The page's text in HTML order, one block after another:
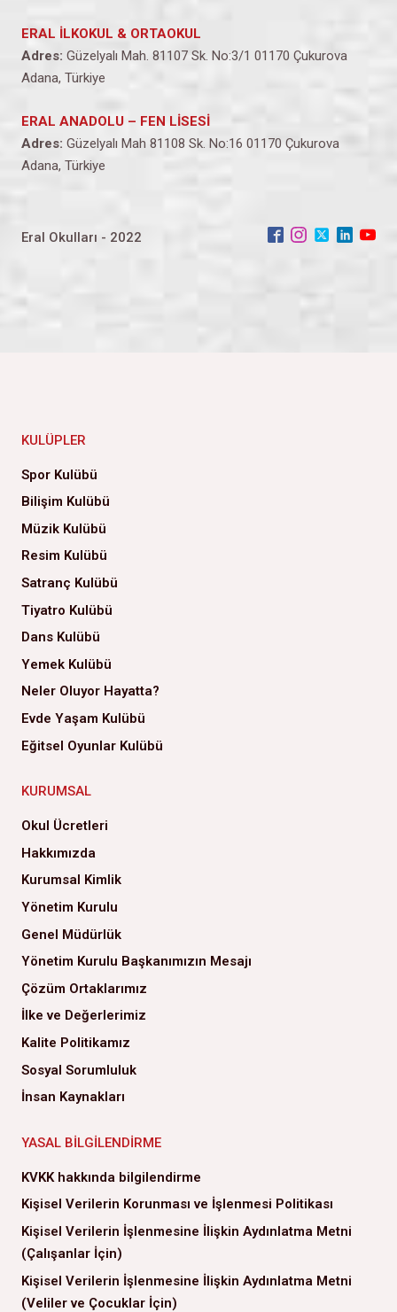
ERAL İLKOKUL & ORTAOKUL
Adres: Güzelyalı Mah. 81107 Sk. No:3/1 01170 Çukurova
Adana, Türkiye
ERAL ANADOLU – FEN LİSESİ
Adres: Güzelyalı Mah 81108 Sk. No:16 01170 Çukurova
Adana, Türkiye
Eral Okulları - 2022
KULÜPLER
Spor Kulübü
Bilişim Kulübü
Müzik Kulübü
Resim Kulübü
Satranç Kulübü
Tiyatro Kulübü
Dans Kulübü
Yemek Kulübü
Neler Oluyor Hayatta?
Evde Yaşam Kulübü
Eğitsel Oyunlar Kulübü
KURUMSAL
Okul Ücretleri
Hakkımızda
Kurumsal Kimlik
Yönetim Kurulu
Genel Müdürlük
Yönetim Kurulu Başkanımızın Mesajı
Çözüm Ortaklarımız
İlke ve Değerlerimiz
Kalite Politikamız
Sosyal Sorumluluk
İnsan Kaynakları
YASAL BILGILENDIRME
KVKK hakkında bilgilendirme
Kişisel Verilerin Korunması ve İşlenmesi Politikası
Kişisel Verilerin İşlenmesine İlişkin Aydınlatma Metni
(Çalışanlar İçin)
Kişisel Verilerin İşlenmesine İlişkin Aydınlatma Metni
(Veliler ve Çocuklar İçin)